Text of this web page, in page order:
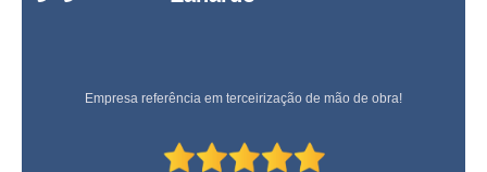
empresa especializada em serviço de ajudante de serviços gerais Nova
Empresa referência em terceirização de mão de obra!